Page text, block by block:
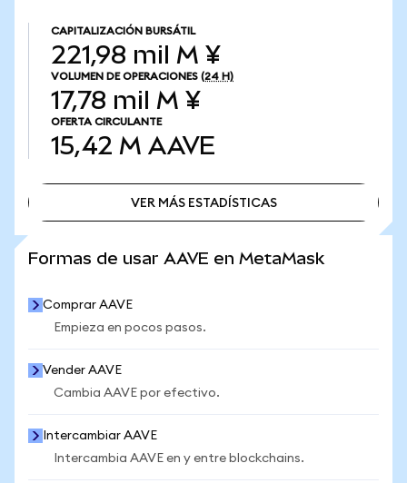
CAPITALIZACIÓN BURSÁTIL
221,98 mil M ¥
VOLUMEN DE OPERACIONES (24 H)
17,78 mil M ¥
OFERTA CIRCULANTE
15,42 M AAVE
VER MÁS ESTADÍSTICAS
Formas de usar AAVE en MetaMask
Comprar AAVE
Empieza en pocos pasos.
Vender AAVE
Cambia AAVE por efectivo.
Intercambiar AAVE
Intercambia AAVE en y entre blockchains.